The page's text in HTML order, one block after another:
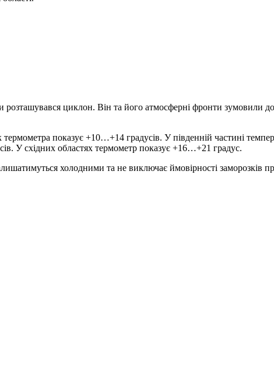
циклон. Він та його атмосферні фронти зумовили
показує +10…+14 градусів. У південній частині
У східних областях термометр показує +16…+21 градус.
холодними та не виключає ймовірності заморозків